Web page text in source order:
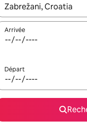
Lorsque les résultats
Arrivée
Départ